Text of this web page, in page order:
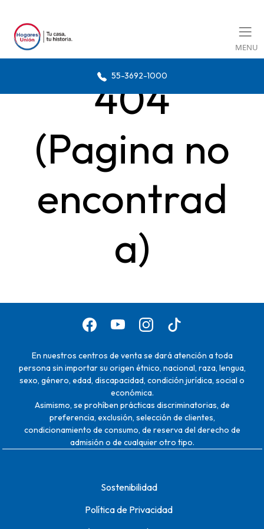
MENU
55-3692-1000
404
(Pagina no
encontrad
a)
En nuestros centros de venta se dará atención a toda
persona sin importar su origen étnico, nacional, raza, lengua,
sexo, género, edad, discapacidad, condición jurídica, social o
económica.
Asimismo, se prohíben prácticas discriminatorias, de
preferencia, exclusión, selección de clientes,
condicionamiento de consumo, de reserva del derecho de
admisión o de cualquier otro tipo.
Sostenibilidad
Política de Privacidad